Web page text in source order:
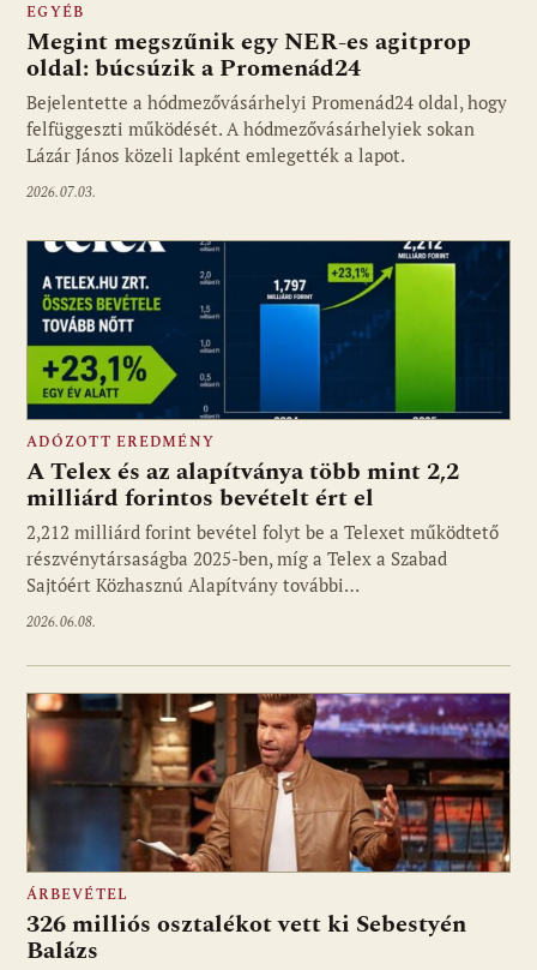
EGYÉB
Megint megszűnik egy NER-es agitprop
oldal: búcsúzik a Promenád24
Bejelentette a hódmezővásárhelyi Promenád24 oldal, hogy
felfüggeszti működését. A hódmezővásárhelyiek sokan
Lázár János közeli lapként emlegették a lapot.
2026.07.03.
ADÓZOTT EREDMÉNY
A Telex és az alapítványa több mint 2,2
milliárd forintos bevételt ért el
2,212 milliárd forint bevétel folyt be a Telexet működtető
részvénytársaságba 2025-ben, míg a Telex a Szabad
Sajtóért Közhasznú Alapítvány további…
2026.06.08.
ÁRBEVÉTEL
326 milliós osztalékot vett ki Sebestyén
Balázs